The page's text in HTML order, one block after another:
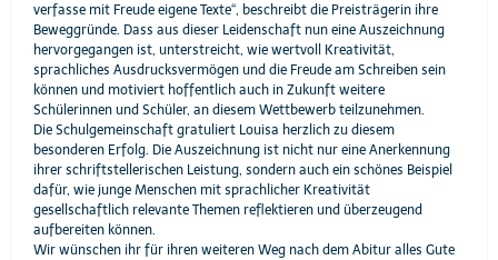
verfasse mit Freude eigene Texte“, beschreibt die Preisträgerin ihre
Beweggründe. Dass aus dieser Leidenschaft nun eine Auszeichnung
hervorgegangen ist, unterstreicht, wie wertvoll Kreativität,
sprachliches Ausdrucksvermögen und die Freude am Schreiben sein
können und motiviert hoffentlich auch in Zukunft weitere
Schülerinnen und Schüler, an diesem Wettbewerb teilzunehmen.
Die Schulgemeinschaft gratuliert Louisa herzlich zu diesem
besonderen Erfolg. Die Auszeichnung ist nicht nur eine Anerkennung
ihrer schriftstellerischen Leistung, sondern auch ein schönes Beispiel
dafür, wie junge Menschen mit sprachlicher Kreativität
gesellschaftlich relevante Themen reflektieren und überzeugend
aufbereiten können.
Wir wünschen ihr für ihren weiteren Weg nach dem Abitur alles Gute